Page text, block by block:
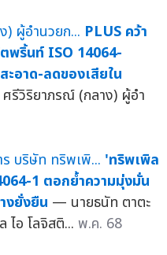
PLUS คว้า
พริ้นท์ ISO 14064-
อาด-ลดของเสียใน
รีวิริยาภรณ์ (กลาง) ผู้อำ
'ทริพเพิล
1 ตอกย้ำความมุ่งมั่น
งยั่งยืน — นายธนัท ตาตะ
อ โลจิสติ... พ.ค. 68